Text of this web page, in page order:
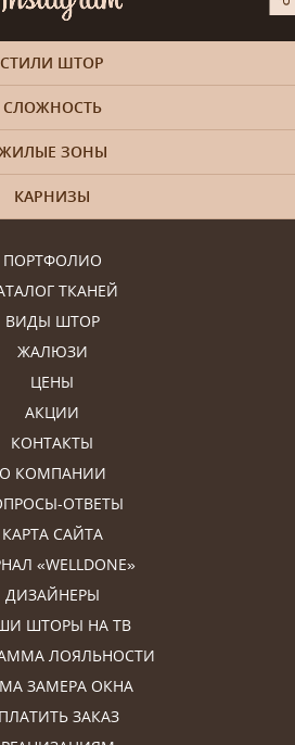
ПОРТФОЛИО
ТКАНЕЙ
ВИДЫ ШТОР
ЖАЛЮЗИ
ЦЕНЫ
АКЦИИ
КОНТАКТЫ
О КОМПАНИИ
ОТВЕТЫ
КАРТА САЙТА
«WELLDONE»
ДИЗАЙНЕРЫ
ШТОРЫ НА ТВ
ЛОЯЛЬНОСТИ
ЗАМЕРА ОКНА
ЗАКАЗ
СТИЛИ ШТОР
СЛОЖНОСТЬ
ЗОНЫ
КАРНИЗЫ